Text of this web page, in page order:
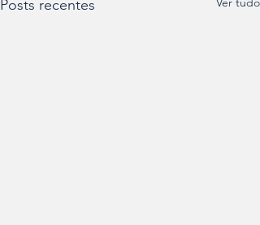
Posts recentes